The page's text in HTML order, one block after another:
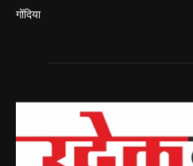
गोंदिया